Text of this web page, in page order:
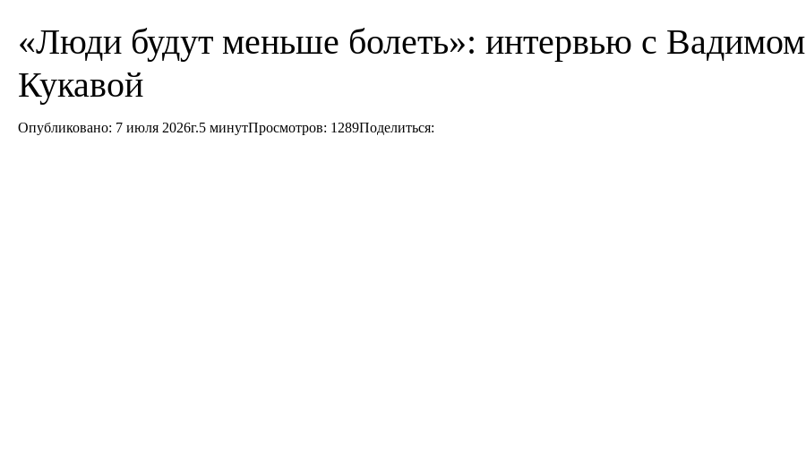
«Люди будут меньше болеть»: интервью с Вадимом
Кукавой
Опубликовано: 7 июля 2026г.5 минутПросмотров: 1289Поделиться: